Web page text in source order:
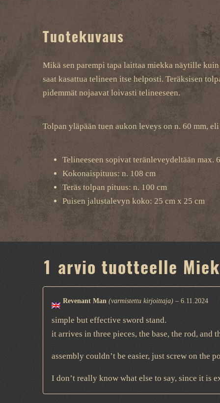
Tuotekuvaus
Mikä sen parempi tapa laittaa miekka näytille
saat kasattua telineen itse helposti. Teräksisen
pidemmät nojaavat loivasti telineeseen.
Tolpan yläpään tuen aukon leveys on n. 60 mm,
Telineeseen sopivat teränleveydeltään max.
Kokonaispituus: n. 108 cm
Teräs tolpan pituus: n. 100 cm
Puisen jalustalevyn koko: 25 cm x 25 cm
1 arvio tuotteelle
Revenant Man (varmistettu kirjoittaja) – 6.11.2024
simple but effective sword stand.
it arrives in three pieces, the base, the rod, and
assembly couldn’t be easier, just screw on the
I don’t really know what else to say, since it is